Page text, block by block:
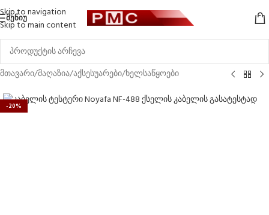
Skip to navigation
Skip to main content
ᲛᲔᲜᲘᲣ
მთავარი/მაღაზია/აქსესუარები/ხელსაწყოები
-20%